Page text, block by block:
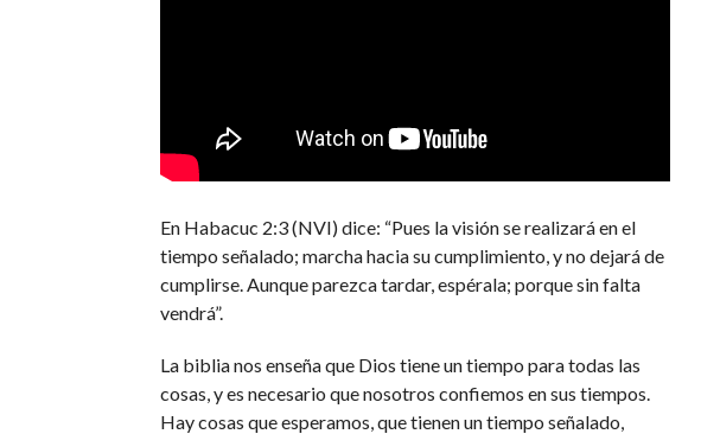
En Habacuc 2:3 (NVI) dice: “Pues la visión se realizará en el
tiempo señalado; marcha hacia su cumplimiento, y no dejará de
cumplirse. Aunque parezca tardar, espérala; porque sin falta
vendrá”.
La biblia nos enseña que Dios tiene un tiempo para todas las
cosas, y es necesario que nosotros confiemos en sus tiempos.
Hay cosas que esperamos, que tienen un tiempo señalado,